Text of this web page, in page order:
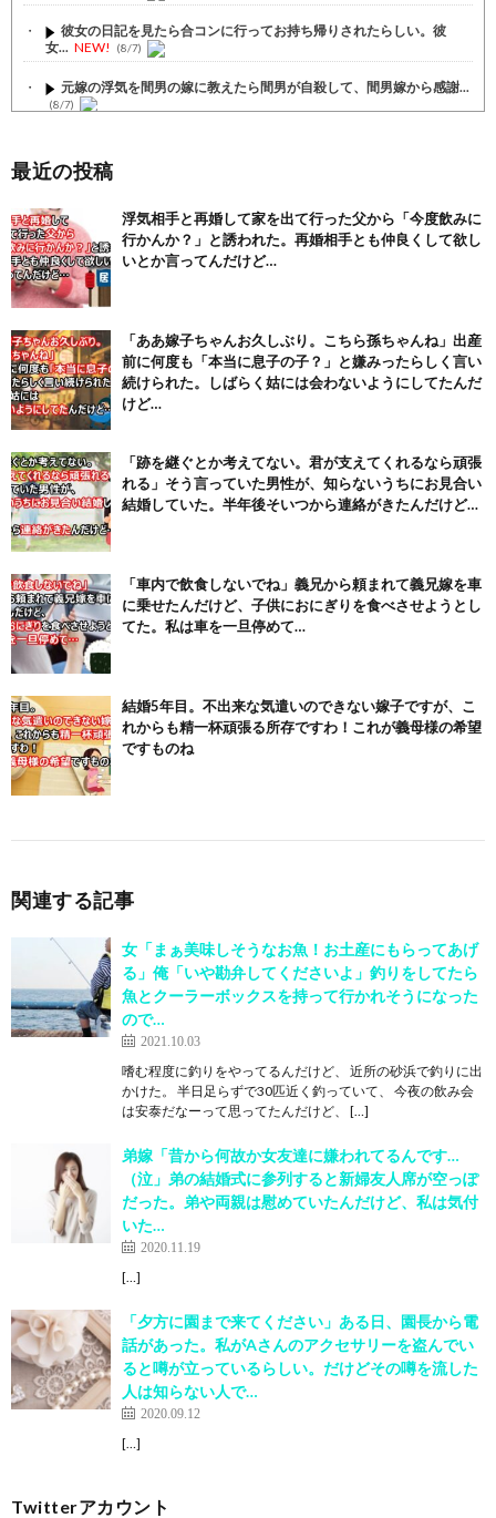
彼女の日記を見たら合コンに行ってお持ち帰りされたらしい。彼
女... NEW! (8/7)
元嫁の浮気を間男の嫁に教えたら間男が自殺して、間男嫁から感謝...
(8/7)
(8/7)
舌を絡ませて、唾液交換して── ちゅっちゅしながらの濃厚エッ...
(7/30)
【パリピ孔明】アニオリ場面も高評価「パリピ」続編への期待が高...
【画像】テイルズで一番マ〇コ舐めまわしたい女の子ｗｗｗｗｗ
(6/22)
Powered by livedoor 相互RSS
最近の投稿
浮気相手と再婚して家を出て行った父から「今度飲みに
行かんか？」と誘われた。再婚相手とも仲良くして欲し
いとか言ってんだけど…
「ああ嫁子ちゃんお久しぶり。こちら孫ちゃんね」出産
前に何度も「本当に息子の子？」と嫌みったらしく言い
続けられた。しばらく姑には会わないようにしてたんだ
けど…
「跡を継ぐとか考えてない。君が支えてくれるなら頑張
れる」そう言っていた男性が、知らないうちにお見合い
結婚していた。半年後そいつから連絡がきたんだけど…
「車内で飲食しないでね」義兄から頼まれて義兄嫁を車
に乗せたんだけど、子供におにぎりを食べさせようとし
てた。私は車を一旦停めて…
結婚5年目。不出来な気遣いのできない嫁子ですが、こ
れからも精一杯頑張る所存ですわ！これが義母様の希望
ですものね
関連する記事
女「まぁ美味しそうなお魚！お土産にもらってあげ
る」俺「いや勘弁してくださいよ」釣りをしてたら
魚とクーラーボックスを持って行かれそうになった
ので…
2021.10.03
嗜む程度に釣りをやってるんだけど、 近所の砂浜で釣りに出
かけた。 半日足らずで30匹近く釣っていて、 今夜の飲み会
は安泰だなーって思ってたんだけど、 […]
弟嫁「昔から何故か女友達に嫌われてるんです…
（泣」弟の結婚式に参列すると新婦友人席が空っぽ
だった。弟や両親は慰めていたんだけど、私は気付
いた…
2020.11.19
[…]
「夕方に園まで来てください」ある日、園長から電
話があった。私がAさんのアクセサリーを盗んでい
ると噂が立っているらしい。だけどその噂を流した
人は知らない人で…
2020.09.12
[…]
Twitterアカウント